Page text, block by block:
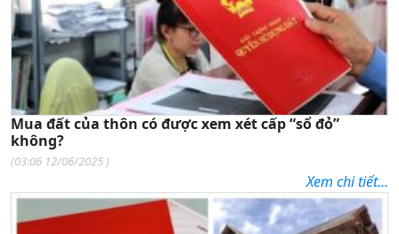
Mua đất của thôn có được xem xét cấp “sổ đỏ”
không?
(03:06 12/06/2025 )
Xem chi tiết...